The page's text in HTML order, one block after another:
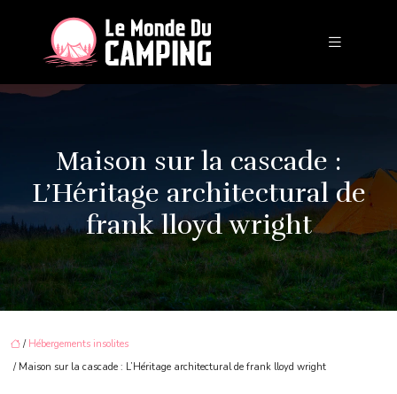
Maison sur la cascade :
L’Héritage architectural de
frank lloyd wright
/ Hébergements insolites
/ Maison sur la cascade : L’Héritage architectural de frank lloyd wright